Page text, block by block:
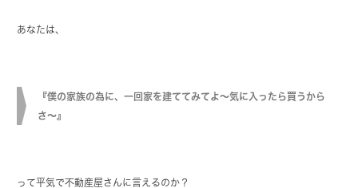
あなたは、
『僕の家族の為に、一回家を建ててみてよ〜気に入ったら買うから
さ〜』
って平気で不動産屋さんに言えるのか？